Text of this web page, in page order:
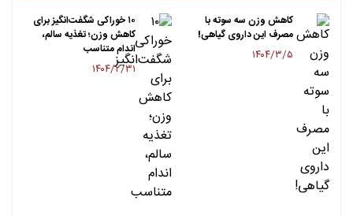
کاهش وزن سه سوته با
مصرف این داروی گیاهی!
۱۴۰۴/۳/۵
۱۰ خوراکی شگفت‌انگیز برای
کاهش وزن؛ تغذیه سالم،
اندام متناسب
۱۴۰۴/۲/۳۱